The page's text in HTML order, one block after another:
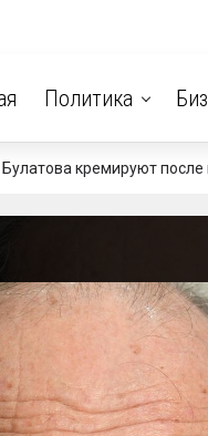
Политика
кремируют